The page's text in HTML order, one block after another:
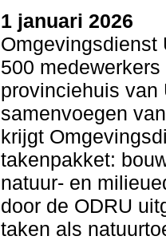
1 januari 2026
Omgevingsdienst
500
provinciehuis van
samenvoegen
krijgt
takenpakket:
natuur- en
door de ODRU
taken als